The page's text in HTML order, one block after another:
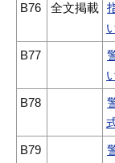
B76 全文掲載
B77
B78
B79